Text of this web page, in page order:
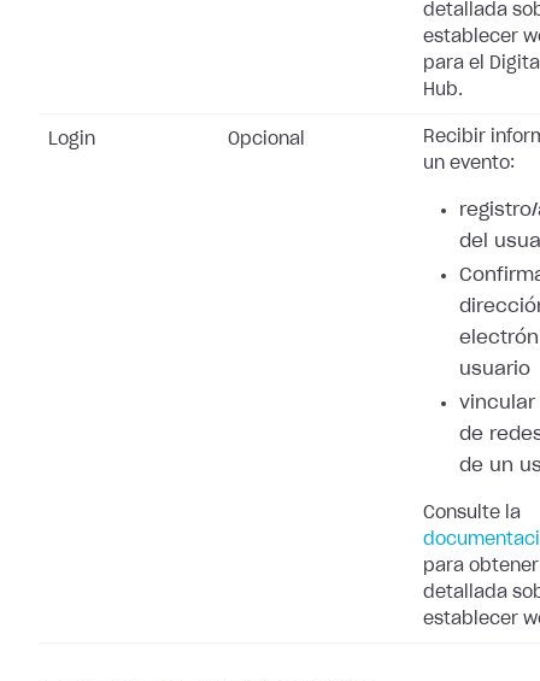
detallada
establecer
para el
Hub.
Login Opcional
Recibir
un evento:
del
usuario
vincular
de
de un
Consulte la
para
detallada
establecer